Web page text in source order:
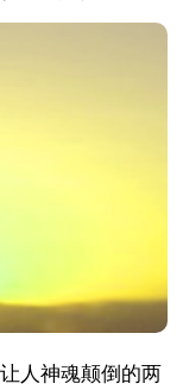
人神魂颠倒的两